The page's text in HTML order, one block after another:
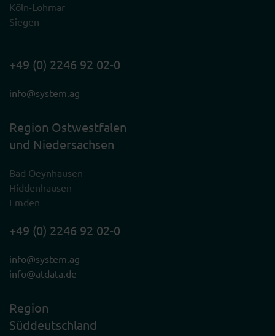
Köln-Lohmar
Siegen
+49 (0) 2246 92 02-0
info@system.ag
Region Ostwestfalen
und Niedersachsen
Bad Oeynhausen
Hiddenhausen
Emden
+49 (0) 2246 92 02-0
info@system.ag
info@atdata.de
Region
Süddeutschland